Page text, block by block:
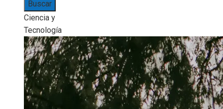
Ciencia y
Tecnología